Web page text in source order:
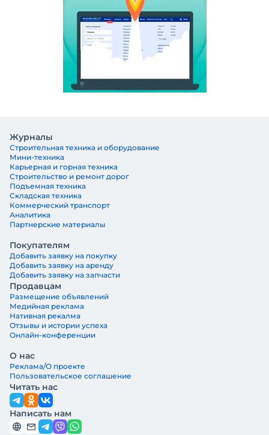
Журналы
Строительная техника и оборудование
Мини-техника
Карьерная и горная техника
Строительство и ремонт дорог
Подъемная техника
Складская техника
Коммерческий транспорт
Аналитика
Партнерские материалы
Покупателям
Добавить заявку на покупку
Добавить заявку на аренду
Добавить заявку на запчасти
Продавцам
Размещение объявлений
Медийная реклама
Нативная рекалма
Отзывы и истории успеха
Онлайн-конференции
О нас
Реклама/О проекте
Пользовательское соглашение
Читать нас
Написать нам